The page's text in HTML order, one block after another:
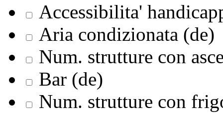
Accessibilita'
Aria condizionata (de)
Num. strutture con
Bar (de)
Num. strutture con